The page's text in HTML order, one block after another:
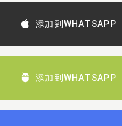
添加到WHATSAPP
添加到WHATSAPP